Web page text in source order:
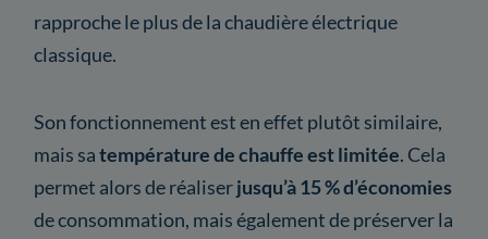
rapproche le plus de la chaudière électrique
classique.
Son fonctionnement est en effet plutôt similaire,
mais satempérature de chauffe est limitée. Cela
permet alors de réaliserjusqu’à 15 % d’économies
de consommation, mais également de préserver la